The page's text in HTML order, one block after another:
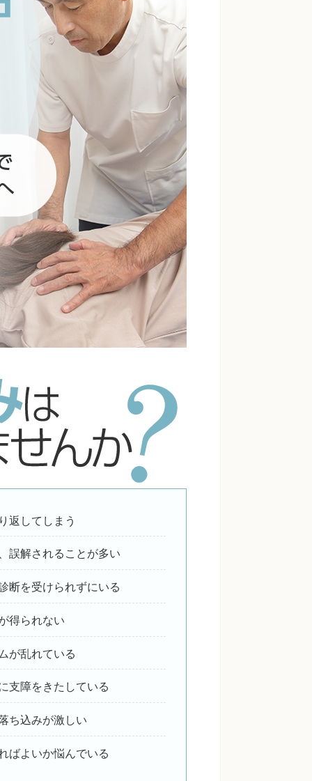
返してしまう
誤解されることが多い
断を受けられずにいる
得られない
が乱れている
支障をきたしている
ち込みが激しい
ばよいか悩んでいる